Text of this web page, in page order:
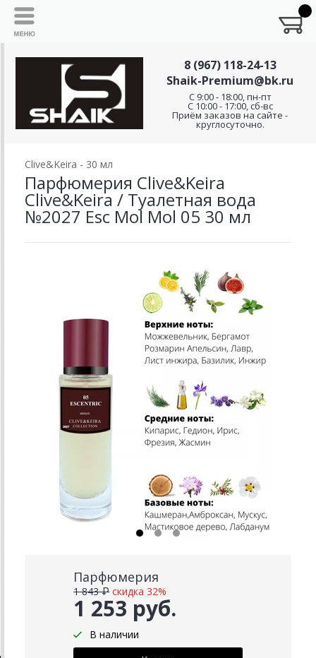
8 (967) 118-24-13
Shaik-Premium@bk.ru
C 9:00 - 18:00, пн-пт
С 10:00 - 17:00, сб-вс
Приём заказов на сайте -
круглосуточно.
Clive&Keira - 30 мл
Парфюмерия Clive&Keira
Clive&Keira / Туалетная вода
№2027 Esc Mol Mol 05 30 мл
Парфюмерия
1 253 руб.
1 843 ₽ скидка 32%
В наличии